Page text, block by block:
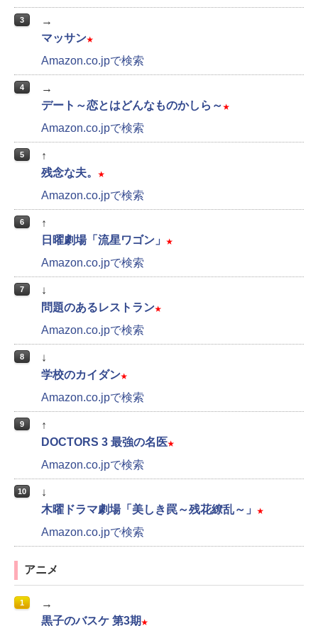
3
→
マッサン★
Amazon.co.jpで検索
4
→
デート～恋とはどんなものかしら～ ★
Amazon.co.jpで検索
5
↑
残念な夫。
★
Amazon.co.jpで検索
6
↑
日曜劇場「流星ワゴン」
★
Amazon.co.jpで検索
7
↓
問題のあるレストラン★
Amazon.co.jpで検索
8
↓
学校のカイダン★
Amazon.co.jpで検索
9
↑
DOCTORS 3 最強の名医★
Amazon.co.jpで検索
10
↓
木曜ドラマ劇場「美しき罠～残花繚乱～」
★
Amazon.co.jpで検索
アニメ
1
→
黒子のバスケ 第3期 ★